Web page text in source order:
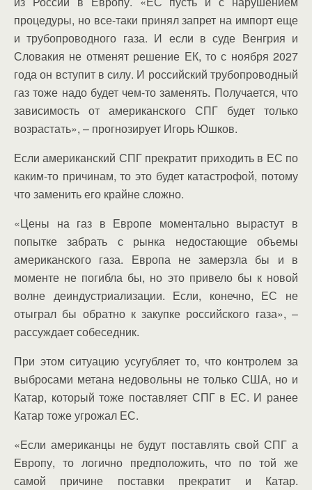
процедуры, но все-таки принял запрет на импорт еще
и трубопроводного газа. И если в суде Венгрия и
Словакия не отменят решение ЕК, то с ноября 2027
года он вступит в силу. И российский трубопроводный
газ тоже надо будет чем-то заменять. Получается, что
зависимость от американского СПГ будет только
возрастать», – прогнозирует Игорь Юшков.
Если американский СПГ прекратит приходить в ЕС по
каким-то причинам, то это будет катастрофой, потому
что заменить его крайне сложно.
«Цены на газ в Европе моментально вырастут в
попытке забрать с рынка недостающие объемы
американского газа. Европа не замерзла бы и в
моменте не погибла бы, но это привело бы к новой
волне деиндустриализации. Если, конечно, ЕС не
отыграл бы обратно к закупке российского газа», –
рассуждает собеседник.
При этом ситуацию усугубляет то, что контролем за
выбросами метана недовольны не только США, но и
Катар, который тоже поставляет СПГ в ЕС. И ранее
Катар тоже угрожал ЕС.
«Если американцы не будут поставлять свой СПГ а
Европу, то логично предположить, что по той же
самой причине поставки прекратит и Катар.